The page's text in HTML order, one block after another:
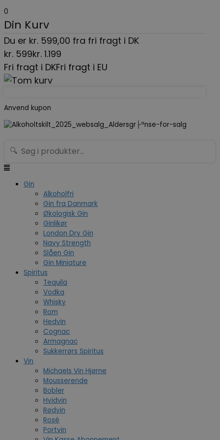
0
Din Kurv
Du er kr. 599,00 fra fri fragt i DK
kr. 599kr. 1.199
Fri fragt i DKFri fragt i EU
Anvend kupon
til
indholdet
🔍
Gin
Alkoholfri
Gin fra Danmark
Økologisk Gin
Ginlikør
London Dry Gin
Navy Strength
Slåen Gin
Gin Miniature
Spiritus
Tequila
Vodka
Whisky
Rom
Hedvin
Cognac
Armagnac
Sukkerrørs Spiritus
Vin
Michaels Vin Hjørne
Mousserende
Bobler
Hvidvin
Rødvin
Rosé
Portvin